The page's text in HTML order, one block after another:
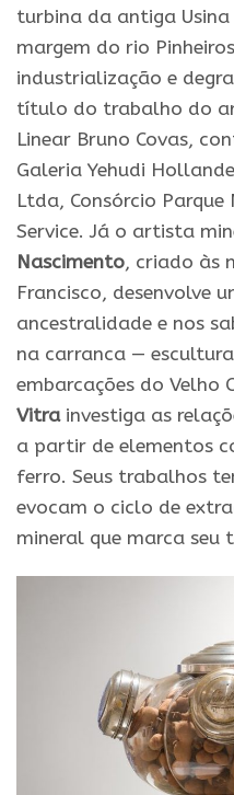
turbina da antiga
margem do rio
industrialização e
título do trabalho do
Linear Bruno Covas,
Galeria Yehudi
Ltda, Consórcio Parque
Service. Já o artista
Nascimento, criado às
Francisco, desenvolve
ancestralidade e nos
na carranca —
embarcações do Velho
Vitrainvestiga as
a partir de elementos
ferro. Seus trabalhos
evocam o ciclo de
mineral que marca seu